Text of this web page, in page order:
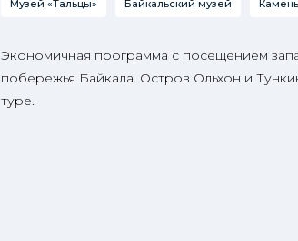
Музей «Тальцы» Байкальский музей
Экономичная программа с посещением
побережья Байкала. Остров Ольхон и
туре.